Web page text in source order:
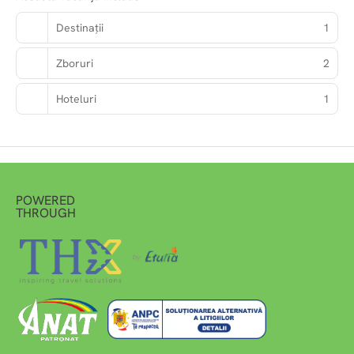
Destinații 1
Zboruri 2
Hoteluri 1
POWERED
THROUGH